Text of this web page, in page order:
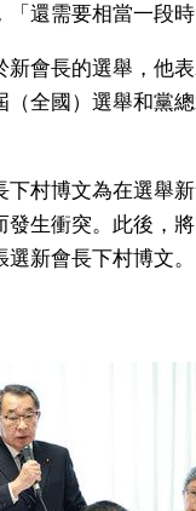
還需要相當一段時
會長的選舉，他
全國）選舉和黨
村博文為在選舉
生衝突。此後，
新會長下村博文。